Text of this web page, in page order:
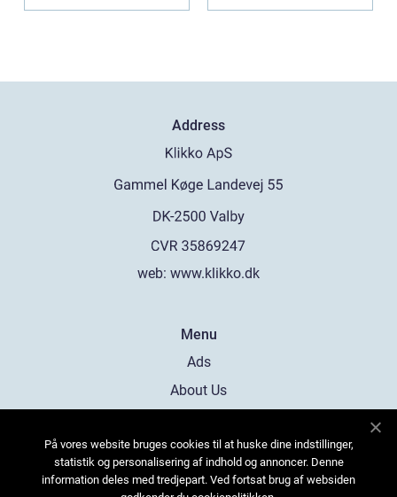
Address
web: www.klikko.dk
Menu
Ads
About Us
Contact
Sitemap
På vores website bruges cookies til at huske dine indstillinger,
statistik og personalisering af indhold og annoncer. Denne
information deles med tredjepart. Ved fortsat brug af websiden